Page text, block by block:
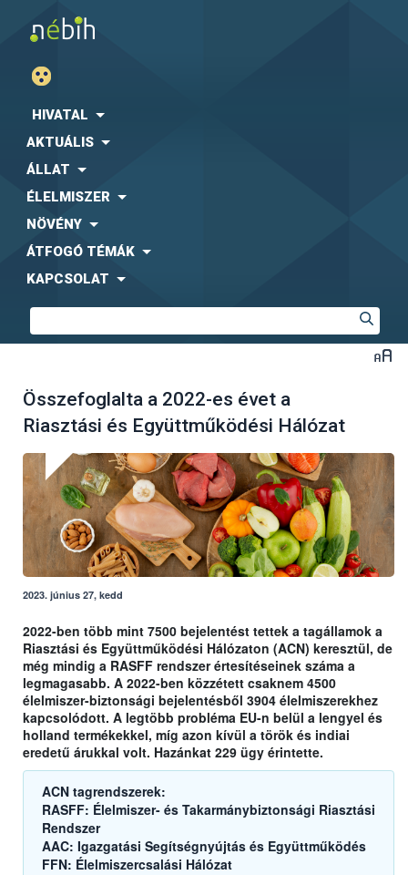
HIVATAL
AKTUÁLIS
ÁLLAT
ÉLELMISZER
NÖVÉNY
ÁTFOGÓ TÉMÁK
KAPCSOLAT
Összefoglalta a 2022-es évet a
Riasztási és Együttműködési Hálózat
2023. június 27, kedd
2022-ben több mint 7500 bejelentést tettek a tagállamok a
Riasztási és Együttműködési Hálózaton (ACN) keresztül, de
még mindig a RASFF rendszer értesítéseinek száma a
legmagasabb. A 2022-ben közzétett csaknem 4500
élelmiszer-biztonsági bejelentésből 3904 élelmiszerekhez
kapcsolódott. A legtöbb probléma EU-n belül a lengyel és
holland termékekkel, míg azon kívül a török és indiai
eredetű árukkal volt. Hazánkat 229 ügy érintette.
ACN tagrendszerek:
RASFF: Élelmiszer- és Takarmánybiztonsági Riasztási
Rendszer
AAC: Igazgatási Segítségnyújtás és Együttműködés
FFN: Élelmiszercsalási Hálózat